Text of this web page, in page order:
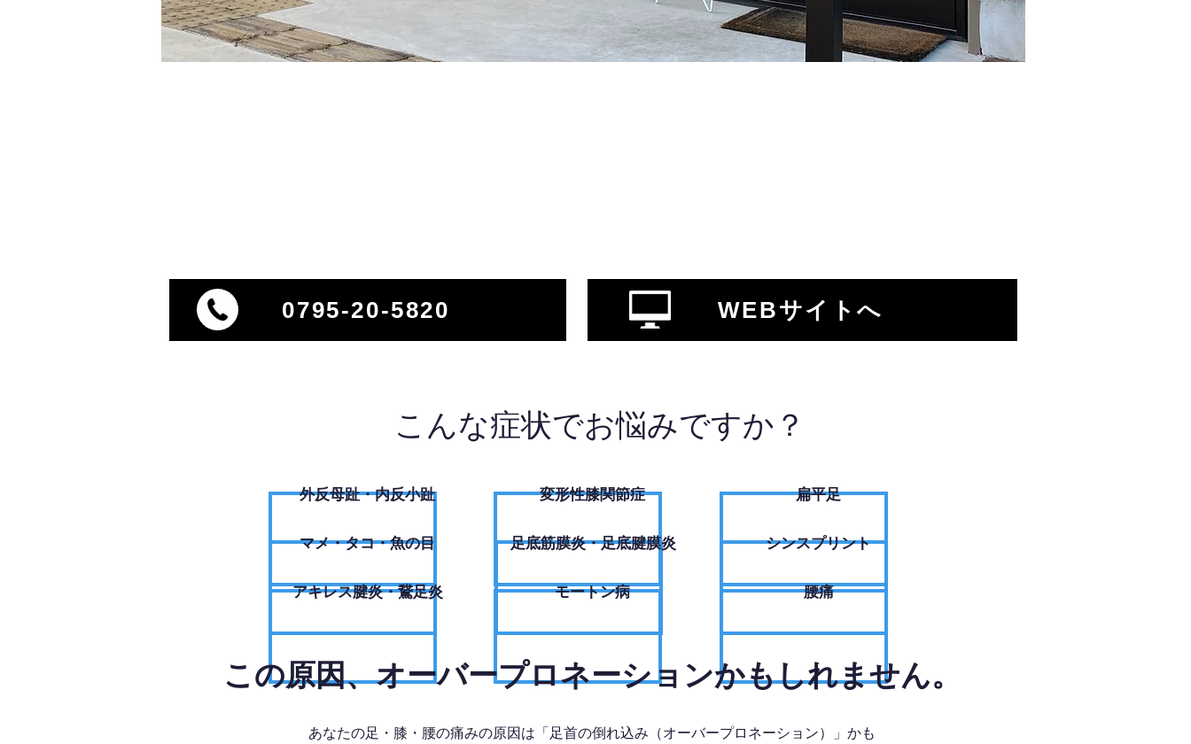
0795-20-5820 WEBサイトへ
こんな症状でお悩みですか？
外反母趾・内反小趾
​マメ・タコ・魚の目
アキレス腱炎・鵞足炎
変形性膝関節症
足底筋膜炎・足底腱膜炎
モートン病
扁平足
シンスプリント
腰痛
​この原因、オーバープロネーションかもしれません。
あなたの足・膝・腰の痛みの原因は「足首の倒れ込み（オーバープロネーション）」かも